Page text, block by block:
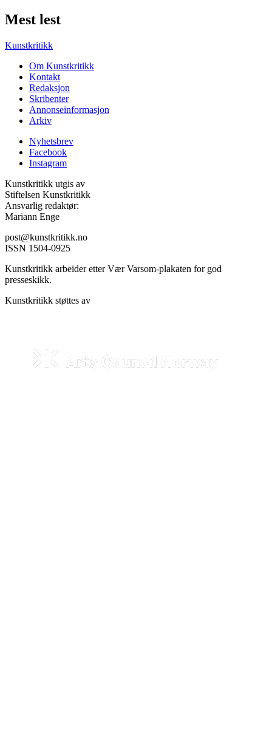
Mest lest
Kunstkritikk
Om Kunstkritikk
Kontakt
Redaksjon
Skribenter
Annonseinformasjon
Arkiv
Nyhetsbrev
Facebook
Instagram
Kunstkritikk utgis av
Stiftelsen Kunstkritikk
Ansvarlig redaktør:
Mariann Enge
post@kunstkritikk.no
ISSN 1504-0925
Kunstkritikk arbeider etter Vær Varsom-plakaten for god
presseskikk.
Kunstkritikk støttes av